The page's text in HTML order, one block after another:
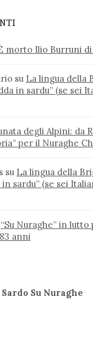
morto Ilio Burruni
su La lingua della
in sardu” (se sei
degli Alpini: da
per il Nuraghe
su La lingua della
sardu” (se sei
“Su Nuraghe” in
anni
Su Nuraghe